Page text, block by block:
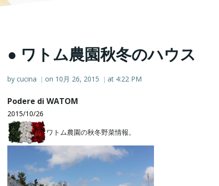
● ワトム農園秋冬のハウス
by cucina | on 10月 26, 2015 | at 4:22 PM
Podere di WATOM
2015/10/26
ワトム農園の秋冬野菜情報。